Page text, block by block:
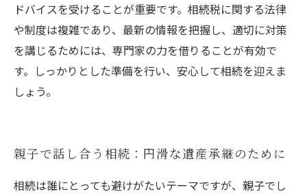
ドバイスを受けることが重要です。相続税に関する法律
や制度は複雑であり、最新の情報を把握し、適切に対策
を講じるためには、専門家の力を借りることが有効で
す。しっかりとした準備を行い、安心して相続を迎えま
しょう。
親子で話し合う相続：円滑な遺産承継のために
相続は誰にとっても避けがたいテーマですが、親子でし